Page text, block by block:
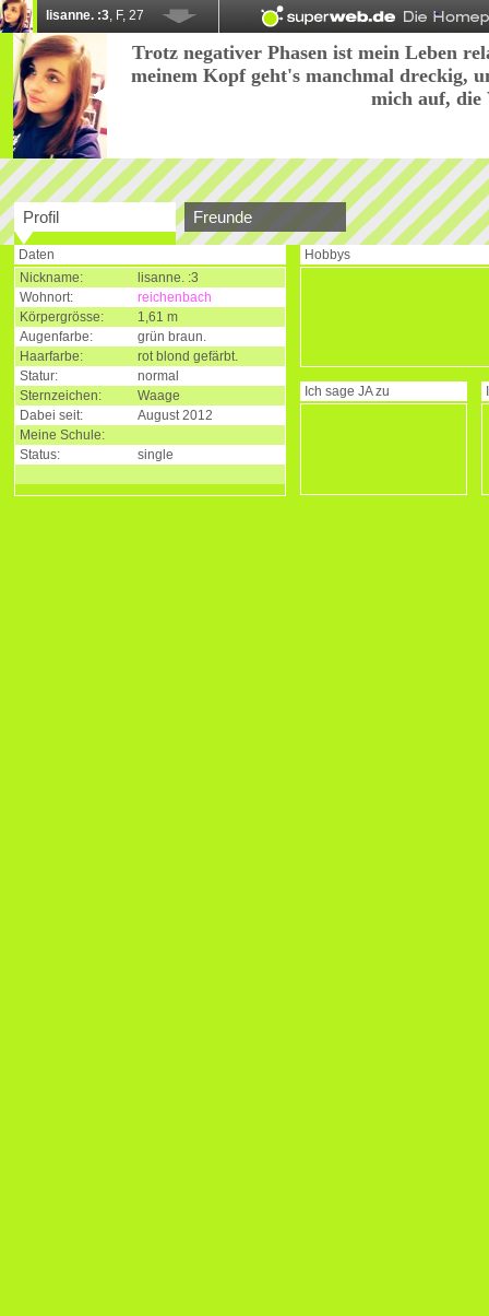
lisanne. :3, F, 27
Trotz negativer Phasen ist mein Leben
meinem Kopf geht's manchmal dreckig,
mich auf, die
Profil Freunde
Daten
Nickname:
lisanne. :3
Wohnort:
reichenbach
Körpergrösse:
1,61 m
Augenfarbe:
grün braun.
Haarfarbe:
rot blond gefärbt.
Statur:
normal
Sternzeichen:
Waage
Dabei seit:
August 2012
Meine Schule:
Status:
single
Hobbys
Ich sage JAzu